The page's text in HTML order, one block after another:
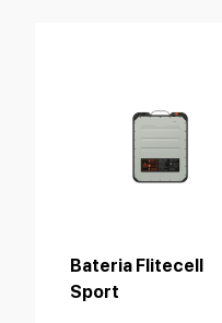
Bateria Flitecell
Sport